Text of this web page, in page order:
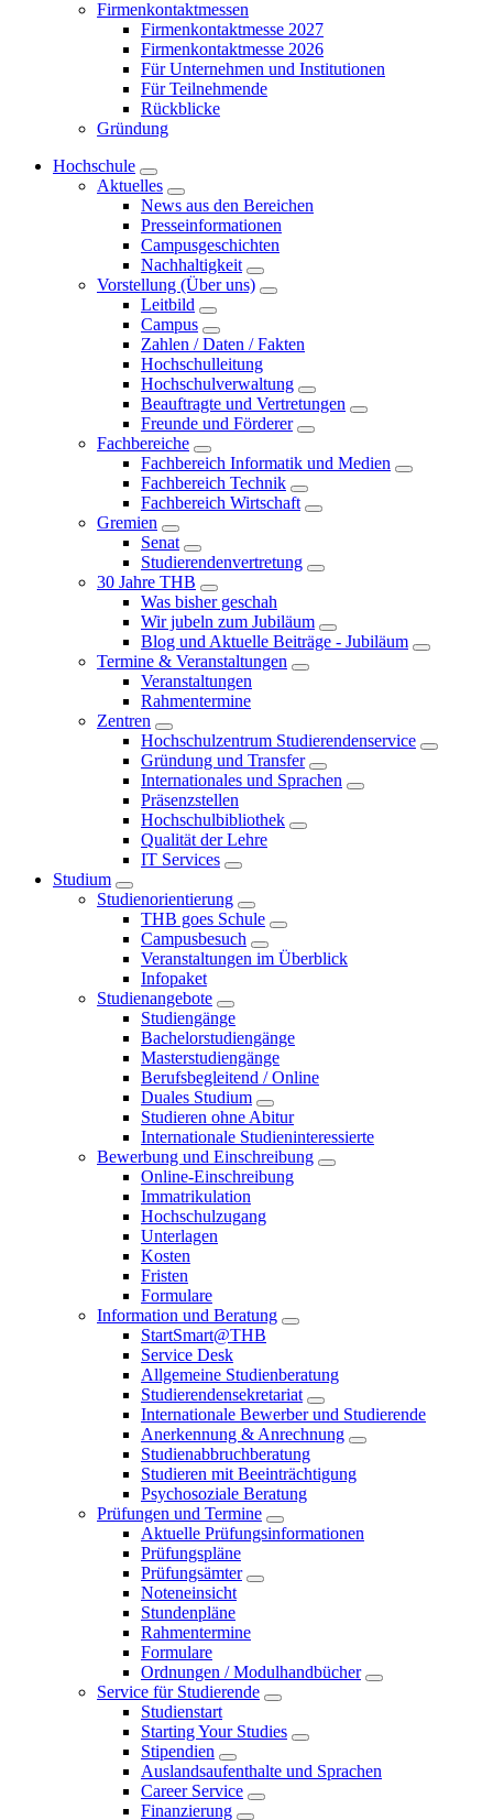
Firmenkontaktmessen
Firmenkontaktmesse 2027
Firmenkontaktmesse 2026
Für Unternehmen und Institutionen
Für Teilnehmende
Rückblicke
Gründung
Hochschule
Aktuelles
News aus den Bereichen
Presseinformationen
Campusgeschichten
Nachhaltigkeit
Vorstellung (Über uns)
Leitbild
Campus
Zahlen / Daten / Fakten
Hochschulleitung
Hochschulverwaltung
Beauftragte und Vertretungen
Freunde und Förderer
Fachbereiche
Fachbereich Informatik und Medien
Fachbereich Technik
Fachbereich Wirtschaft
Gremien
Senat
Studierendenvertretung
30 Jahre THB
Was bisher geschah
Wir jubeln zum Jubiläum
Blog und Aktuelle Beiträge - Jubiläum
Termine & Veranstaltungen
Veranstaltungen
Rahmentermine
Zentren
Hochschulzentrum Studierendenservice
Gründung und Transfer
Internationales und Sprachen
Präsenzstellen
Hochschulbibliothek
Qualität der Lehre
IT Services
Studium
Studienorientierung
THB goes Schule
Campusbesuch
Veranstaltungen im Überblick
Infopaket
Studienangebote
Studiengänge
Bachelorstudiengänge
Masterstudiengänge
Berufsbegleitend / Online
Duales Studium
Studieren ohne Abitur
Internationale Studieninteressierte
Bewerbung und Einschreibung
Online-Einschreibung
Immatrikulation
Hochschulzugang
Unterlagen
Kosten
Fristen
Formulare
Information und Beratung
StartSmart@THB
Service Desk
Allgemeine Studienberatung
Studierendensekretariat
Internationale Bewerber und Studierende
Anerkennung & Anrechnung
Studienabbruchberatung
Studieren mit Beeinträchtigung
Psychosoziale Beratung
Prüfungen und Termine
Aktuelle Prüfungsinformationen
Prüfungspläne
Prüfungsämter
Noteneinsicht
Stundenpläne
Rahmentermine
Formulare
Ordnungen / Modulhandbücher
Service für Studierende
Studienstart
Starting Your Studies
Stipendien
Auslandsaufenthalte und Sprachen
Career Service
Finanzierung